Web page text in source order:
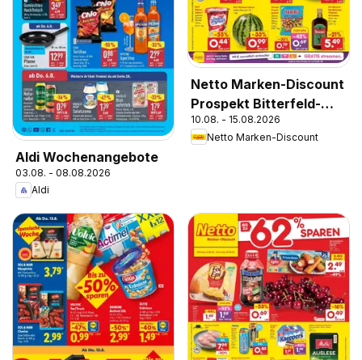
Aldi Wochenangebote
03.08. - 08.08.2026
Aldi
Netto Marken-Discount
Prospekt Bitterfeld-
Wolfen
10.08. - 15.08.2026
Netto Marken-Discount